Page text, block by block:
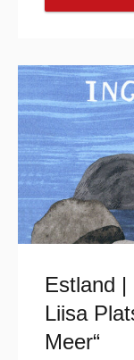
Estland |
Liisa
Meer“